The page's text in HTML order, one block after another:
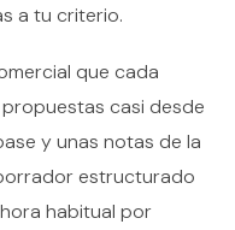
a tu criterio.
que cada
casi desde
y unas notas de la
estructurado
habitual por